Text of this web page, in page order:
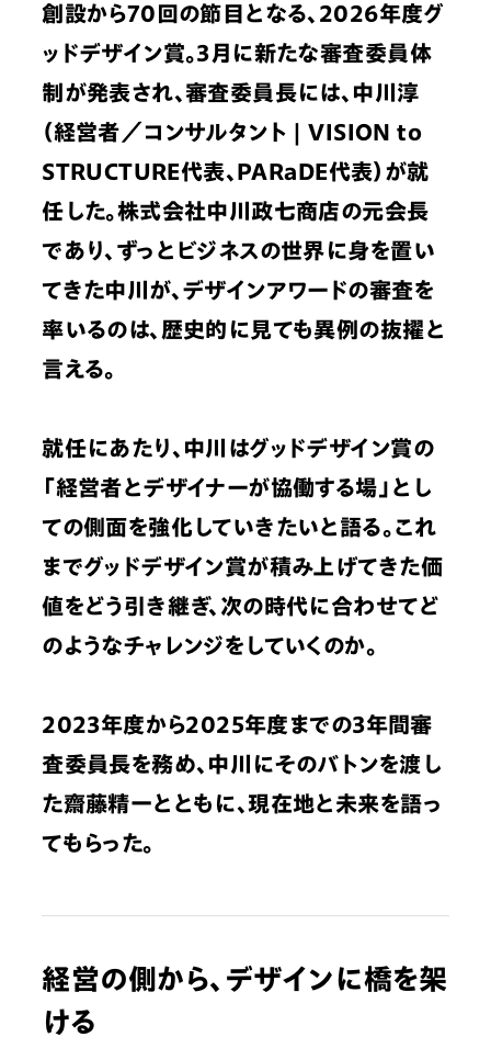
創設から70回の節目となる、2026年度グ
ッドデザイン賞。3月に新たな審査委員体
制が発表され、審査委員長には、中川淳
（経営者／コンサルタント | VISION to
STRUCTURE代表、PARaDE代表）が就
任した。株式会社中川政七商店の元会長
であり、ずっとビジネスの世界に身を置い
てきた中川が、デザインアワードの審査を
率いるのは、歴史的に見ても異例の抜擢と
言える。
就任にあたり、中川はグッドデザイン賞の
「経営者とデザイナーが協働する場」とし
ての側面を強化していきたいと語る。これ
までグッドデザイン賞が積み上げてきた価
値をどう引き継ぎ、次の時代に合わせてど
のようなチャレンジをしていくのか。
2023年度から2025年度までの3年間審
査委員長を務め、中川にそのバトンを渡し
た齋藤精一とともに、現在地と未来を語っ
てもらった。
経営の側から、デザインに橋を架
ける